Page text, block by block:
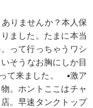
りませんか？本人保
ました。たまに本当
って行っちゃうワシ
そうなお胸にしか目
て来ました。 ▪️激ア
。ホントここはチャ
。早速タンクトップ